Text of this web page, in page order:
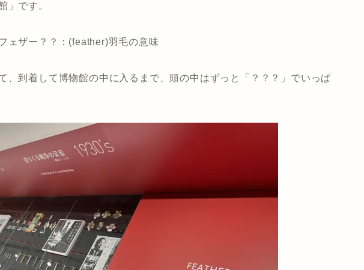
」です。
ェザー？？：(feather)羽毛の意味
、到着して博物館の中に入るまで、頭の中はずっと「？？？」でいっぱ